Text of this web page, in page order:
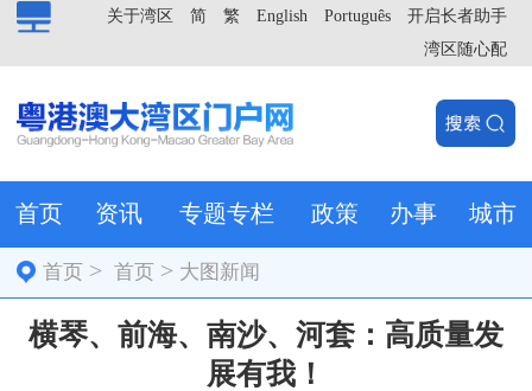
开启长者助手
Português
English
繁
简
关于湾区
湾区随心配
首页 资讯 专题专栏 政策 办事 城市
首页 >首页 > 大图新闻
横琴、前海、南沙、河套：高质量发
展有我！